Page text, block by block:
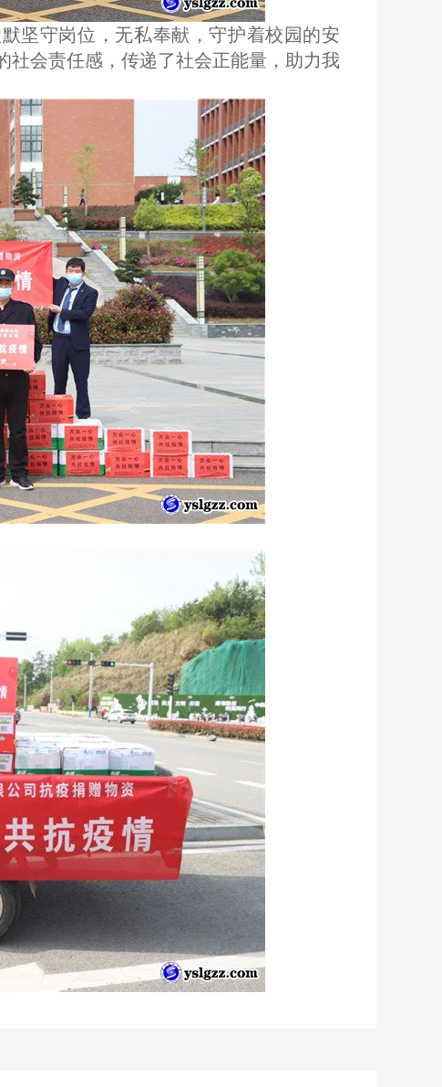
坚守岗位，无私奉献，守护着校园的安
社会责任感，传递了社会正能量，助力我